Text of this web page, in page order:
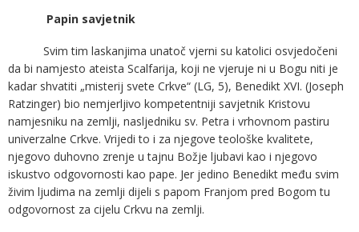
Papin savjetnik
Svim tim laskanjima unatoč vjerni su katolici osvjedočeni
da bi namjesto ateista Scalfarija, koji ne vjeruje ni u Bogu niti je
kadar shvatiti „misterij svete Crkve“ (LG, 5), Benedikt XVI. (Joseph
Ratzinger) bio nemjerljivo kompetentniji savjetnik Kristovu
namjesniku na zemlji, nasljedniku sv. Petra i vrhovnom pastiru
univerzalne Crkve. Vrijedi to i za njegove teološke kvalitete,
njegovo duhovno zrenje u tajnu Božje ljubavi kao i njegovo
iskustvo odgovornosti kao pape. Jer jedino Benedikt među svim
živim ljudima na zemlji dijeli s papom Franjom pred Bogom tu
odgovornost za cijelu Crkvu na zemlji.